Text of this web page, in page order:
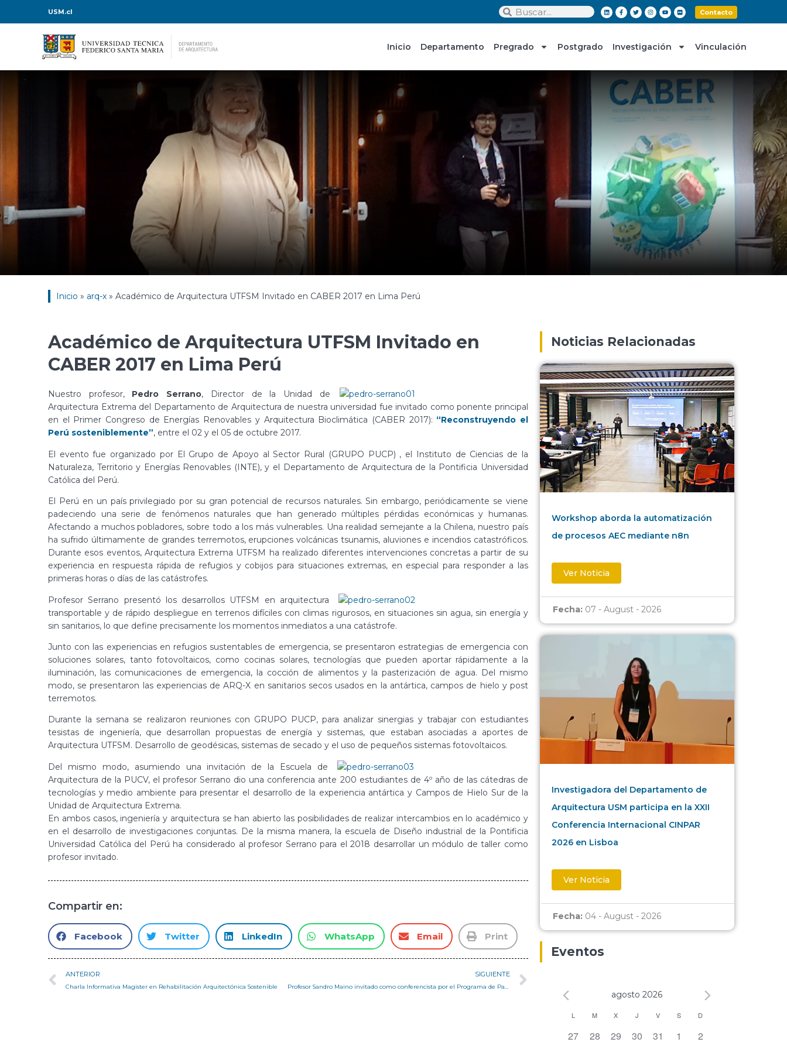
USM.cl Contacto
Inicio Departamento Pregrado Postgrado Investigación Vinculación
Inicio » arq-x » Académico de Arquitectura UTFSM Invitado en CABER 2017 en Lima Perú
Académico de Arquitectura UTFSM Invitado en
CABER 2017 en Lima Perú
Nuestro profesor, Pedro Serrano, Director de la Unidad de
Arquitectura Extrema del Departamento de Arquitectura de nuestra universidad fue invitado como ponente principal
en el Primer Congreso de Energías Renovables y Arquitectura Bioclimática (CABER 2017): “Reconstruyendo el
Perú sosteniblemente”, entre el 02 y el 05 de octubre 2017.
El evento fue organizado por El Grupo de Apoyo al Sector Rural (GRUPO PUCP) , el Instituto de Ciencias de la
Naturaleza, Territorio y Energías Renovables (INTE), y el Departamento de Arquitectura de la Pontificia Universidad
Católica del Perú.
El Perú en un país privilegiado por su gran potencial de recursos naturales. Sin embargo, periódicamente se viene
padeciendo una serie de fenómenos naturales que han generado múltiples pérdidas económicas y humanas.
Afectando a muchos pobladores, sobre todo a los más vulnerables. Una realidad semejante a la Chilena, nuestro país
ha sufrido últimamente de grandes terremotos, erupciones volcánicas tsunamis, aluviones e incendios catastróficos.
Durante esos eventos, Arquitectura Extrema UTFSM ha realizado diferentes intervenciones concretas a partir de su
experiencia en respuesta rápida de refugios y cobijos para situaciones extremas, en especial para responder a las
primeras horas o días de las catástrofes.
Profesor Serrano presentó los desarrollos UTFSM en arquitectura
transportable y de rápido despliegue en terrenos difíciles con climas rigurosos, en situaciones sin agua, sin energía y
sin sanitarios, lo que define precisamente los momentos inmediatos a una catástrofe.
Junto con las experiencias en refugios sustentables de emergencia, se presentaron estrategias de emergencia con
soluciones solares, tanto fotovoltaicos, como cocinas solares, tecnologías que pueden aportar rápidamente a la
iluminación, las comunicaciones de emergencia, la cocción de alimentos y la pasterización de agua. Del mismo
modo, se presentaron las experiencias de ARQ-X en sanitarios secos usados en la antártica, campos de hielo y post
terremotos.
Durante la semana se realizaron reuniones con GRUPO PUCP, para analizar sinergias y trabajar con estudiantes
tesistas de ingeniería, que desarrollan propuestas de energía y sistemas, que estaban asociadas a aportes de
Arquitectura UTFSM. Desarrollo de geodésicas, sistemas de secado y el uso de pequeños sistemas fotovoltaicos.
Del mismo modo, asumiendo una invitación de la Escuela de
Arquitectura de la PUCV, el profesor Serrano dio una conferencia ante 200 estudiantes de 4º año de las cátedras de
tecnologías y medio ambiente para presentar el desarrollo de la experiencia antártica y Campos de Hielo Sur de la
Unidad de Arquitectura Extrema.
En ambos casos, ingeniería y arquitectura se han abierto las posibilidades de realizar intercambios en lo académico y
en el desarrollo de investigaciones conjuntas. De la misma manera, la escuela de Diseño industrial de la Pontificia
Universidad Católica del Perú ha considerado al profesor Serrano para el 2018 desarrollar un módulo de taller como
profesor invitado.
Compartir en:
Facebook Twitter LinkedIn WhatsApp Email Print
ANTERIOR
Charla Informativa Magister en Rehabilitación Arquitectónica Sostenible
SIGUIENTE
Noticias Relacionadas
Workshop aborda la automatización
de procesos AEC mediante n8n
Ver Noticia
Fecha: 07 - August - 2026
Investigadora del Departamento de
Arquitectura USM participa en la XXII
Conferencia Internacional CINPAR
2026 en Lisboa
Ver Noticia
Fecha: 04 - August - 2026
Eventos
agosto 2026
Calendario
de
L M X J V S D
0 eventos,
27 0 eventos,
28 0 eventos,
29 0 eventos,
30 0 eventos,
31 0 eventos,
1 0 eventos,
2